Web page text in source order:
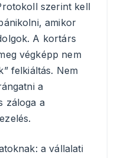
szerint kell
amikor
A kortárs
végképp nem
felkiáltás. Nem
a
záloga a
a vállalati